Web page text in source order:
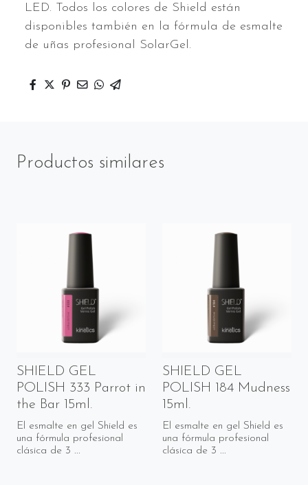
LED. Todos los colores de Shield están
disponibles también en la fórmula de esmalte
de uñas profesional SolarGel.
Productos similares
SHIELD GEL
POLISH 333 Parrot in
the Bar 15ml.
El esmalte en gel Shield es
una fórmula profesional
clásica de 3 ...
SHIELD GEL
POLISH 184 Mudness
15ml.
El esmalte en gel Shield es
una fórmula profesional
clásica de 3 ...